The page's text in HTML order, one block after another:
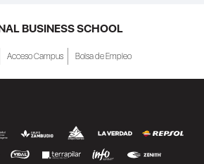
BUSINESS SCHOOL
Acceso Campus Bolsa de Empleo